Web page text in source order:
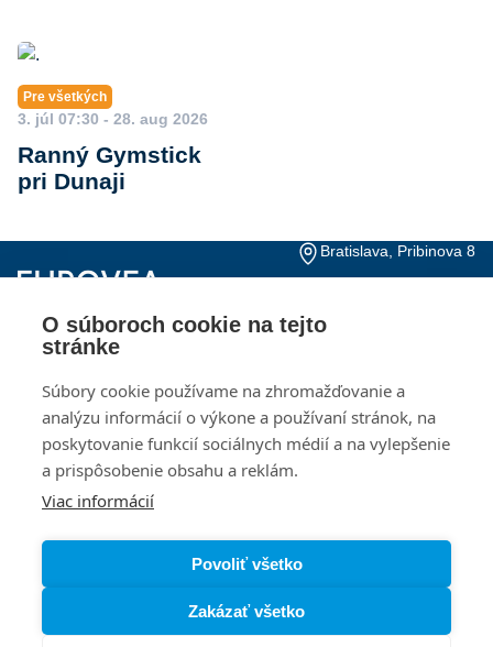
O súboroch cookie na tejto
stránke
Súbory cookie používame na zhromažďovanie a
analýzu informácií o výkone a používaní stránok, na
poskytovanie funkcií sociálnych médií a na vylepšenie
a prispôsobenie obsahu a reklám.
Viac informácií
Povoliť všetko
Zakázať všetko
Pre všetkých
3. júl 07:30 - 28. aug 2026
Ranný Gymstick
pri Dunaji
Bratislava, Pribinova 8
Kontakty Otváracie hodiny
investorov
Návštevný poriadok
Ochrana osobných
údajov
Zásady používania